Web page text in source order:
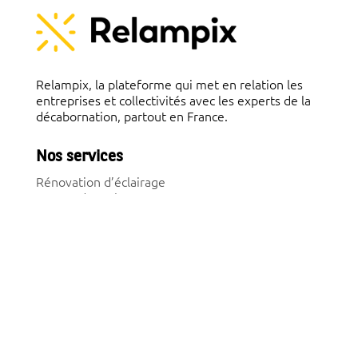
Relampix, la plateforme qui met en relation les
entreprises et collectivités avec les experts de la
décabornation, partout en France.
Nos services
Rénovation d’éclairage
Bornes de recharge